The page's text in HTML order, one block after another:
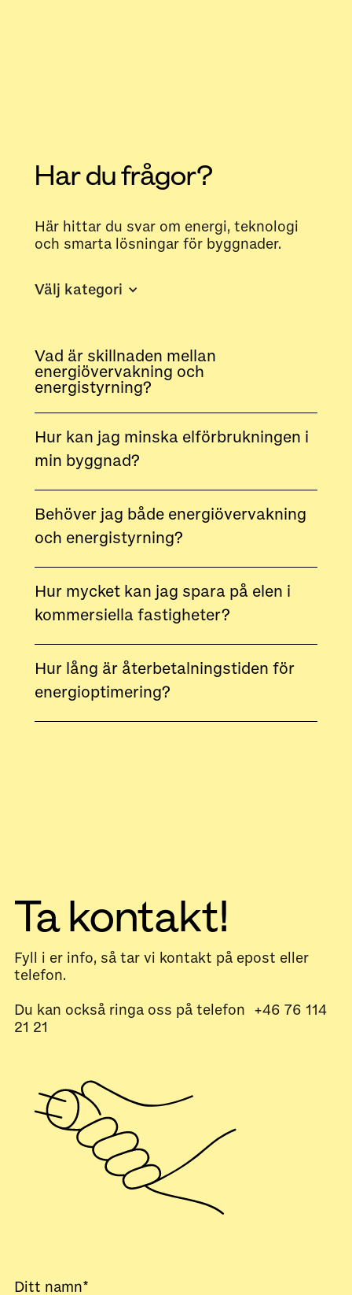
Har du frågor?
Här hittar du svar om energi, teknologi
och smarta lösningar för byggnader.
Välj kategori
Vad är skillnaden mellan
energiövervakning och
energistyrning?
Hur kan jag minska elförbrukningen i
min byggnad?
Behöver jag både energiövervakning
och energistyrning?
Hur mycket kan jag spara på elen i
kommersiella fastigheter?
Hur lång är återbetalningstiden för
energioptimering?
Ta kontakt!
Fyll i er info, så tar vi kontakt på epost eller
telefon.
Du kan också ringa oss på telefon +46 76 114
21 21